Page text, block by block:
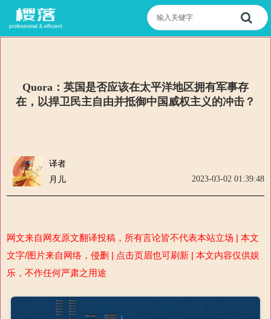
Quora：英国是否应该在太平洋地区拥有军事存
在，以捍卫民主自由并抵御中国威权主义的冲击？
译者
月儿
2023-03-02 01:39:48
网文来自网友原文翻译投稿，所有言论皆不代表本站立场 | 本文
文字/图片来自网络，侵删 | 点击页眉也可刷新 | 本文内容仅供娱
乐，不作任何严肃之用途